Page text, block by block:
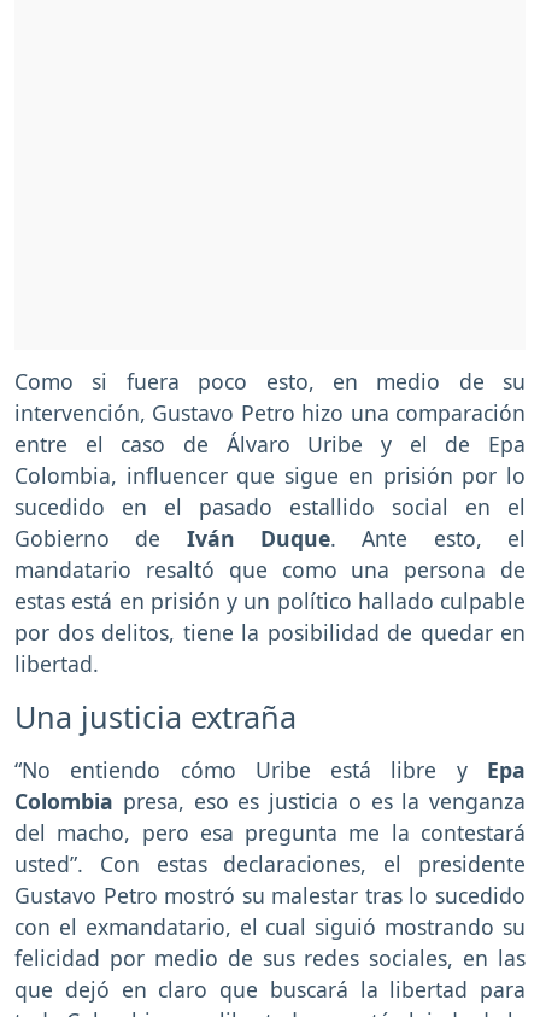
Como si fuera poco esto, en medio de su
intervención, Gustavo Petro hizo una comparación
entre el caso de Álvaro Uribe y el de Epa
Colombia, influencer que sigue en prisión por lo
sucedido en el pasado estallido social en el
Gobierno de Iván Duque. Ante esto, el
mandatario resaltó que como una persona de
estas está en prisión y un político hallado culpable
por dos delitos, tiene la posibilidad de quedar en
libertad.
Una justicia extraña
“No entiendo cómo Uribe está libre y Epa
Colombia presa, eso es justicia o es la venganza
del macho, pero esa pregunta me la contestará
usted”. Con estas declaraciones, el presidente
Gustavo Petro mostró su malestar tras lo sucedido
con el exmandatario, el cual siguió mostrando su
felicidad por medio de sus redes sociales, en las
que dejó en claro que buscará la libertad para